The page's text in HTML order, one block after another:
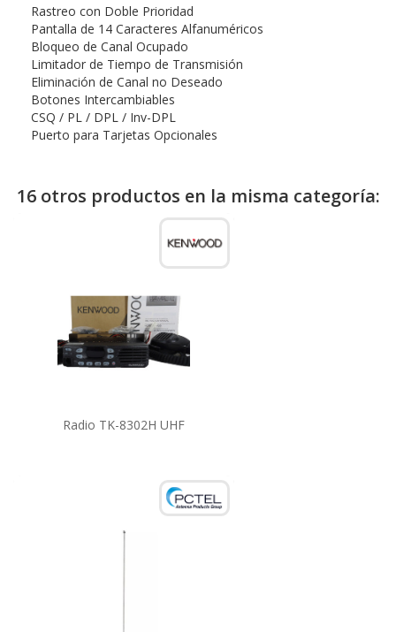
Rastreo con Doble Prioridad
Pantalla de 14 Caracteres Alfanuméricos
Bloqueo de Canal Ocupado
Limitador de Tiempo de Transmisión
Eliminación de Canal no Deseado
Botones Intercambiables
CSQ / PL / DPL / Inv-DPL
Puerto para Tarjetas Opcionales
16 otros productos en la misma categoría:
Radio TK-8302H UHF